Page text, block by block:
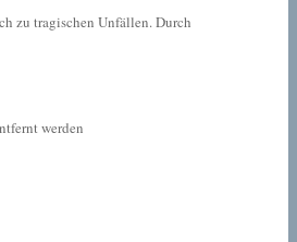
zu tragischen Unfällen. Durch
werden